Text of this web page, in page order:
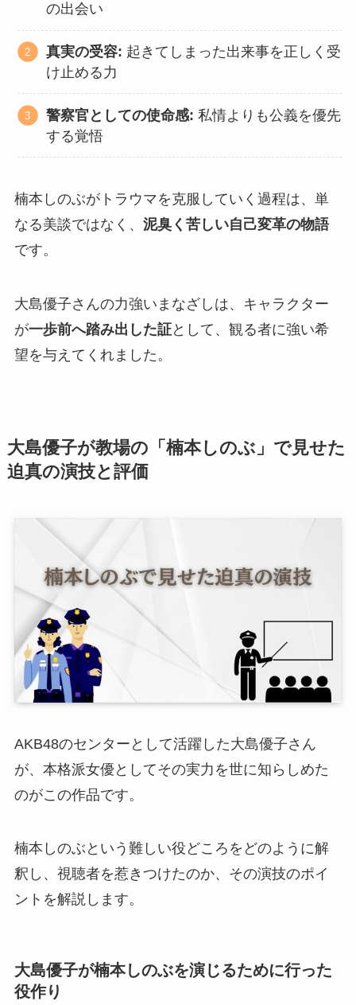
の出会い
真実の受容: 起きてしまった出来事を正しく受
け止める力
警察官としての使命感: 私情よりも公義を優先
する覚悟
楠本しのぶがトラウマを克服していく過程は、単
なる美談ではなく、 泥臭く苦しい自己変革の物語
です。
大島優子さんの力強いまなざしは、キャラクター
が一歩前へ踏み出した証として、観る者に強い希
望を与えてくれました。
大島優子が教場の「楠本しのぶ」で見せた
迫真の演技と評価
AKB48のセンターとして活躍した大島優子さん
が、本格派女優としてその実力を世に知らしめた
のがこの作品です。
楠本しのぶという難しい役どころをどのように解
釈し、視聴者を惹きつけたのか、その演技のポイ
ントを解説します。
大島優子が楠本しのぶを演じるために行った
役作り